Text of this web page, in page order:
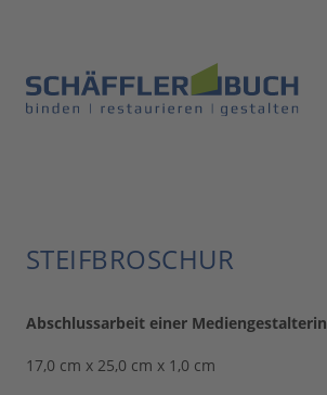
STEIFBROSCHUR
Abschlussarbeit einer Mediengestalterin
17,0 cm x 25,0 cm x 1,0 cm